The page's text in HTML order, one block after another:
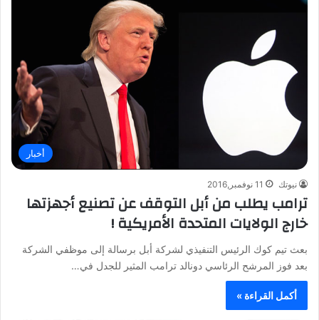
أخبار
نيوتك 11 نوفمبر,2016
ترامب يطلب من أبل التوقف عن تصنيع أجهزتها
خارج الولايات المتحدة الأمريكية !
بعث تيم كوك الرئيس التنفيذي لشركة أبل برسالة إلى موظفي الشركة
بعد فوز المرشح الرئاسي دونالد ترامب المثير للجدل في…
أكمل القراءة »